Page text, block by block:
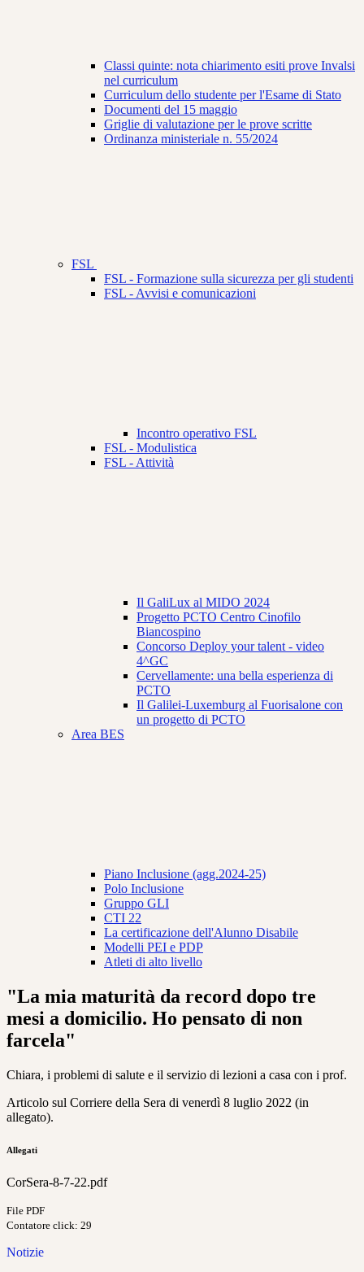
Classi quinte: nota chiarimento esiti prove Invalsi
nel curriculum
Curriculum dello studente per l'Esame di Stato
Documenti del 15 maggio
Griglie di valutazione per le prove scritte
Ordinanza ministeriale n. 55/2024
FSL
FSL - Formazione sulla sicurezza per gli studenti
FSL - Avvisi e comunicazioni
Incontro operativo FSL
FSL - Modulistica
FSL - Attività
Il GaliLux al MIDO 2024
Progetto PCTO Centro Cinofilo
Biancospino
Concorso Deploy your talent - video
4^GC
Cervellamente: una bella esperienza di
PCTO
Il Galilei-Luxemburg al Fuorisalone con
un progetto di PCTO
Area BES
Piano Inclusione (agg.2024-25)
Polo Inclusione
Gruppo GLI
CTI 22
La certificazione dell'Alunno Disabile
Modelli PEI e PDP
Atleti di alto livello
"La mia maturità da record dopo tre
mesi a domicilio. Ho pensato di non
farcela"
Chiara, i problemi di salute e il servizio di lezioni a casa con i prof.
Articolo sul Corriere della Sera di venerdì 8 luglio 2022 (in
allegato).
Allegati
CorSera-8-7-22.pdf
File PDF
Contatore click: 29
Notizie